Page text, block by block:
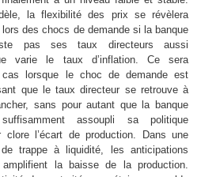
la flexibilité des prix se révèlera
des chocs de demande si la banque
pas ses taux directeurs aussi
varie le taux d’inflation. Ce sera
cas lorsque le choc de demande est
que le taux directeur se retrouve à
sans pour autant que la banque
assoupli sa politique
clore l’écart de production. Dans une
trappe à liquidité, les anticipations
amplifient la baisse de la production.